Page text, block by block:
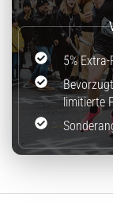
5%
limitierte